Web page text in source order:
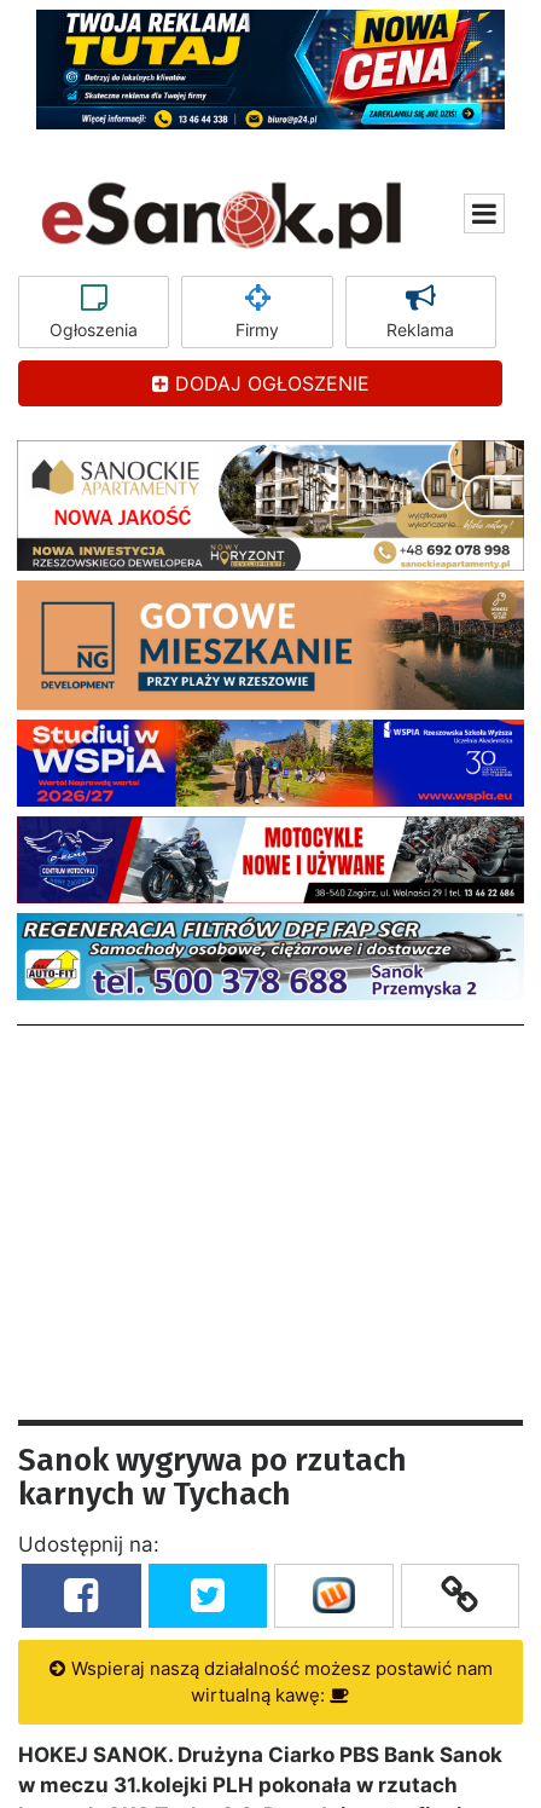
Ogłoszenia Firmy Reklama
DODAJ OGŁOSZENIE
Sanok wygrywa po rzutach
karnych w Tychach
Udostępnij na:
Wspieraj naszą działalność możesz postawić nam
wirtualną kawę:
HOKEJ SANOK. Drużyna Ciarko PBS Bank Sanok
w meczu 31.kolejki PLH pokonała w rzutach